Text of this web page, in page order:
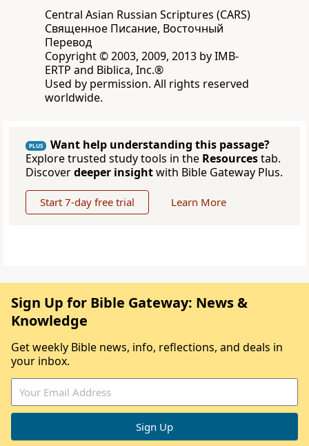
Central Asian Russian Scriptures (CARS)
Священное Писание, Восточный
Перевод
Copyright © 2003, 2009, 2013 by IMB-
ERTP and Biblica, Inc.®
Used by permission. All rights reserved
worldwide.
PLUS
Want help understanding this passage?
Explore trusted study tools in the Resourcestab.
Discoverdeeper insightwith Bible Gateway Plus.
Start 7-day free trial Learn More
Sign Up for Bible Gateway: News &
Knowledge
Get weekly Bible news, info, reflections, and deals in
your inbox.